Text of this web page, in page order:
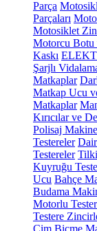
Parça
Parçaları
Motosiklet
Motorcu Botu
Kaskı
Şarjlı
Matkaplar
Matkap Ucu
Matkaplar
Kırıcılar ve
Polisaj
Testereler
Testereler
Kuyruğu
Ucu Bahçe
Budama
Motorlu
Testere
Çim Biçme